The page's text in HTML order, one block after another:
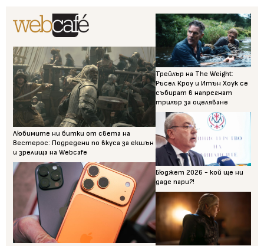
Любимите ни битки от света на
Вестерос: Подредени по вкуса за екшън
и зрелища на Webcafe
Трейлър на The Weight:
Ръсел Кроу и Итън Хоук се
събират в напрегнат
трилър за оцеляване
Бюджет 2026 - кой ще ни
даде пари?!